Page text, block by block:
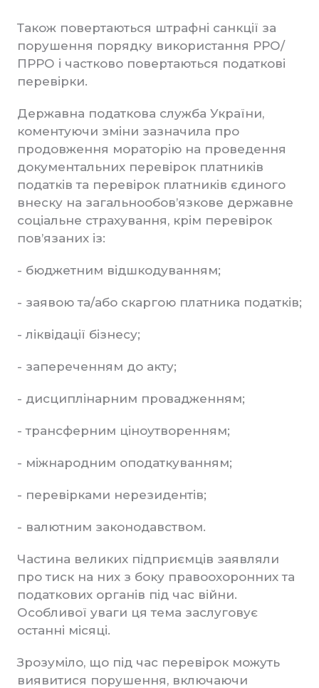
Також повертаються штрафні санкції за
порушення порядку використання РРО/
ПРРО і частково повертаються податкові
перевірки.
Державна податкова служба України,
коментуючи зміни зазначила про
продовження мораторію на проведення
документальних перевірок платників
податків та перевірок платників єдиного
внеску на загальнообов’язкове державне
соціальне страхування, крім перевірок
пов’язаних із:
- бюджетним відшкодуванням;
- заявою та/або скаргою платника податків;
- ліквідації бізнесу;
- запереченням до акту;
- дисциплінарним провадженням;
- трансферним ціноутворенням;
- міжнародним оподаткуванням;
- перевірками нерезидентів;
- валютним законодавством.
Частина великих підприємців заявляли
про тиск на них з боку правоохоронних та
податкових органів під час війни.
Особливої уваги ця тема заслуговує
останні місяці.
Зрозуміло, що під час перевірок можуть
виявитися порушення, включаючи